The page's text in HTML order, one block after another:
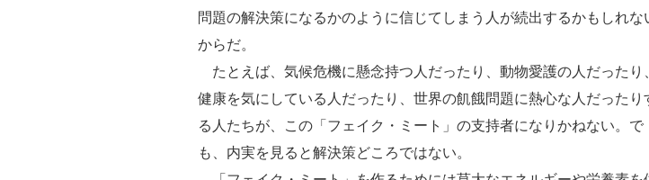
問題の解決策になるかのように信じてしまう人が続出するかもしれな
からだ。
たとえば、気候危機に懸念持つ人だったり、動物愛護の人だったり
健康を気にしている人だったり、世界の飢餓問題に熱心な人だったり
る人たちが、この「フェイク・ミート」の支持者になりかねない。で
も、内実を見ると解決策どころではない。